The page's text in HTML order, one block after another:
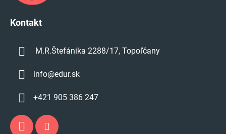
Kontakt
M.R.Štefánika 2288/17, Topoľčany
info@edur.sk
+421 905 386 247